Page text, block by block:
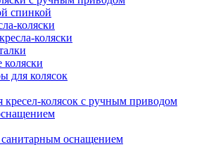
спинкой
коляски
коляски
для колясок
кресел-колясок с ручным приводом
санитарным оснащением